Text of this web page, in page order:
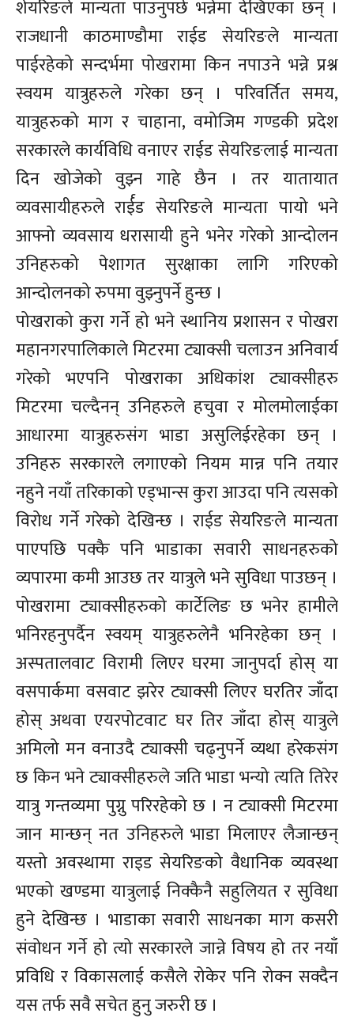
शेयरिङले मान्यता पाउनुपर्छ भन्नेमा देखिएका छन् ।
राजधानी काठमाण्डौमा राईड सेयरिङले मान्यता
पाईरहेको सन्दर्भमा पोखरामा किन नपाउने भन्ने प्रश्न
स्वयम यात्रुहरुले गरेका छन् । परिवर्तित समय,
यात्रुहरुको माग र चाहाना, वमोजिम गण्डकी प्रदेश
सरकारले कार्यविधि वनाएर राईड सेयरिङलाई मान्यता
दिन खोजेको वुझ्न गाहे छैन । तर यातायात
व्यवसायीहरुले रार्ईड सेयरिङले मान्यता पायो भने
आफ्नो व्यवसाय धरासायी हुने भनेर गरेको आन्दोलन
उनिहरुको पेशागत सुरक्षाका लागि गरिएको
आन्दोलनको रुपमा वुझ्नुपर्ने हुन्छ ।
पोखराको कुरा गर्ने हो भने स्थानिय प्रशासन र पोखरा
महानगरपालिकाले मिटरमा ट्याक्सी चलाउन अनिवार्य
गरेको भएपनि पोखराका अधिकांश ट्याक्सीहरु
मिटरमा चल्दैनन् उनिहरुले हचुवा र मोलमोलाईका
आधारमा यात्रुहरुसंग भाडा असुलिईरहेका छन् ।
उनिहरु सरकारले लगाएको नियम मान्न पनि तयार
नहुने नयाँ तरिकाको एड्भान्स कुरा आउदा पनि त्यसको
विरोध गर्ने गरेको देखिन्छ । राईड सेयरिङले मान्यता
पाएपछि पक्कै पनि भाडाका सवारी साधनहरुको
व्यपारमा कमी आउछ तर यात्रुले भने सुविधा पाउछन् ।
पोखरामा ट्याक्सीहरुको कार्टेलिङ छ भनेर हामीले
भनिरहनुपर्दैन स्वयम् यात्रुहरुलेनै भनिरहेका छन् ।
अस्पतालवाट विरामी लिएर घरमा जानुपर्दा होस् या
वसपार्कमा वसवाट झरेर ट्याक्सी लिएर घरतिर जाँदा
होस् अथवा एयरपोटवाट घर तिर जाँदा होस् यात्रुले
अमिलो मन वनाउदै ट्याक्सी चढ्नुपर्ने व्यथा हरेकसंग
छ किन भने ट्याक्सीहरुले जति भाडा भन्यो त्यति तिरेर
यात्रु गन्तव्यमा पुग्नु परिरहेको छ । न ट्याक्सी मिटरमा
जान मान्छन् नत उनिहरुले भाडा मिलाएर लैजान्छन्
यस्तो अवस्थामा राइड सेयरिङको वैधानिक व्यवस्था
भएको खण्डमा यात्रुलाई निक्कैनै सहुलियत र सुविधा
हुने देखिन्छ । भाडाका सवारी साधनका माग कसरी
संवोधन गर्ने हो त्यो सरकारले जान्ने विषय हो तर नयाँ
प्रविधि र विकासलाई कसैले रोकेर पनि रोक्न सक्दैन
यस तर्फ सवै सचेत हुनु जरुरी छ ।